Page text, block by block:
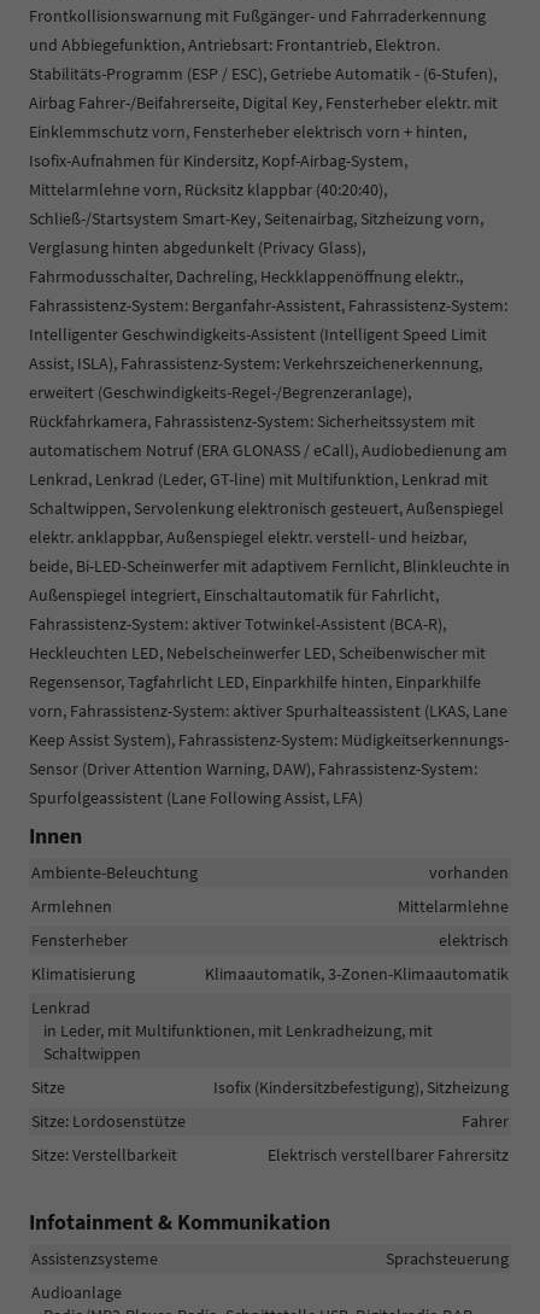
Frontkollisionswarnung mit Fußgänger- und Fahrraderkennung
und Abbiegefunktion, Antriebsart: Frontantrieb, Elektron.
Stabilitäts-Programm (ESP / ESC), Getriebe Automatik - (6-Stufen),
Airbag Fahrer-/Beifahrerseite, Digital Key, Fensterheber elektr. mit
Einklemmschutz vorn, Fensterheber elektrisch vorn + hinten,
Isofix-Aufnahmen für Kindersitz, Kopf-Airbag-System,
Mittelarmlehne vorn, Rücksitz klappbar (40:20:40),
Schließ-/Startsystem Smart-Key, Seitenairbag, Sitzheizung vorn,
Verglasung hinten abgedunkelt (Privacy Glass),
Fahrmodusschalter, Dachreling, Heckklappenöffnung elektr.,
Fahrassistenz-System: Berganfahr-Assistent, Fahrassistenz-System:
Intelligenter Geschwindigkeits-Assistent (Intelligent Speed Limit
Assist, ISLA), Fahrassistenz-System: Verkehrszeichenerkennung,
erweitert (Geschwindigkeits-Regel-/Begrenzeranlage),
Rückfahrkamera, Fahrassistenz-System: Sicherheitssystem mit
automatischem Notruf (ERA GLONASS / eCall), Audiobedienung am
Lenkrad, Lenkrad (Leder, GT-line) mit Multifunktion, Lenkrad mit
Schaltwippen, Servolenkung elektronisch gesteuert, Außenspiegel
elektr. anklappbar, Außenspiegel elektr. verstell- und heizbar,
beide, Bi-LED-Scheinwerfer mit adaptivem Fernlicht, Blinkleuchte in
Außenspiegel integriert, Einschaltautomatik für Fahrlicht,
Fahrassistenz-System: aktiver Totwinkel-Assistent (BCA-R),
Heckleuchten LED, Nebelscheinwerfer LED, Scheibenwischer mit
Regensensor, Tagfahrlicht LED, Einparkhilfe hinten, Einparkhilfe
vorn, Fahrassistenz-System: aktiver Spurhalteassistent (LKAS, Lane
Keep Assist System), Fahrassistenz-System: Müdigkeitserkennungs-
Sensor (Driver Attention Warning, DAW), Fahrassistenz-System:
Spurfolgeassistent (Lane Following Assist, LFA)
Innen
Ambiente-Beleuchtung
vorhanden
Armlehnen
Mittelarmlehne
Fensterheber
elektrisch
Klimatisierung
Klimaautomatik, 3-Zonen-Klimaautomatik
Lenkrad
in Leder, mit Multifunktionen, mit Lenkradheizung, mit
Schaltwippen
Sitze
Isofix (Kindersitzbefestigung), Sitzheizung
Sitze: Lordosenstütze
Fahrer
Sitze: Verstellbarkeit
Elektrisch verstellbarer Fahrersitz
Infotainment & Kommunikation
Assistenzsysteme
Sprachsteuerung
Audioanlage